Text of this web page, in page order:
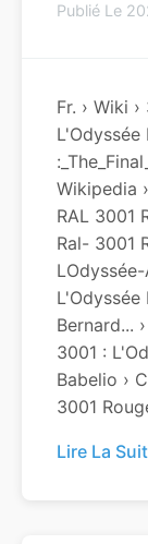
Publié Le
Fr. › Wiki
L'Odyssée
Wikipedia
RAL 3001
Ral- 3001
L'Odyssée
Bernard...
3001 :
Babelio ›
3001
Lire La